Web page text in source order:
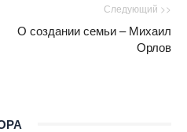
Следующий >>
О создании семьи – Михаил
Орлов